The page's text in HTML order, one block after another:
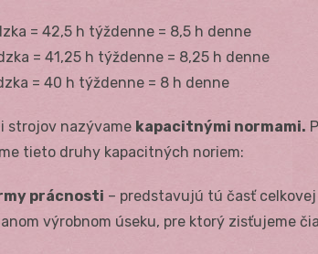
= 42,5 h týždenne = 8,5 h denne
= 41,25 h týždenne = 8,25 h denne
= 40 h týždenne = 8 h denne
strojov nazývame kapacitnými normami.
tieto druhy kapacitných noriem:
prácnosti – predstavujú tú časť
výrobnom úseku, pre ktorý zisťujeme